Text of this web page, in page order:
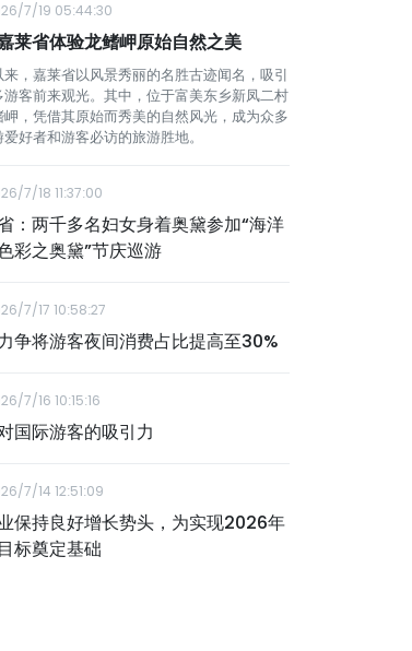
7/19 05:44:30
莱省体验龙鳍岬原始自然之美
，嘉莱省以风景秀丽的名胜古迹闻名，吸引
游客前来观光。其中，位于富美东乡新凤二村
岬，凭借其原始而秀美的自然风光，成为众多
好者和游客必访的旅游胜地。
7/18 11:37:00
：两千多名妇女身着奥黛参加“海洋
彩之奥黛”节庆巡游
7/17 10:58:27
争将游客夜间消费占比提高至30%
7/16 10:15:16
国际游客的吸引力
7/14 12:51:09
保持良好增长势头，为实现2026年
标奠定基础